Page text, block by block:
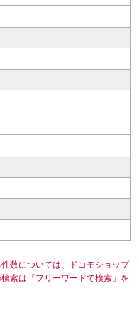
数については、ドコモショップ
索は「フリーワードで検索」を